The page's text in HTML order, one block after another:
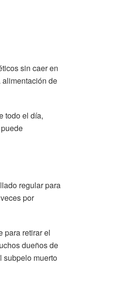
sin caer en
de
todo el día,
regular para
por
para retirar el
dueños de
subpelo muerto